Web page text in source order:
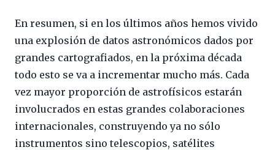
En resumen, si en los últimos años hemos vivido
una explosión de datos astronómicos dados por
grandes cartografiados, en la próxima década
todo esto se va a incrementar mucho más. Cada
vez mayor proporción de astrofísicos estarán
involucrados en estas grandes colaboraciones
internacionales, construyendo ya no sólo
instrumentos sino telescopios, satélites